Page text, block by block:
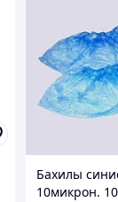
Бахилы
10микрон.